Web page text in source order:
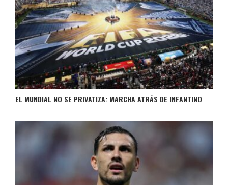
EL MUNDIAL NO SE PRIVATIZA: MARCHA ATRÁS DE INFANTINO